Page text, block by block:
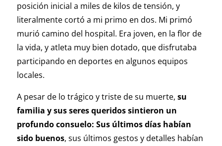
posición inicial a miles de kilos de tensión, y
literalmente cortó a mi primo en dos. Mi primó
murió camino del hospital. Era joven, en la flor de
la vida, y atleta muy bien dotado, que disfrutaba
participando en deportes en algunos equipos
locales.
A pesar de lo trágico y triste de su muerte, su
familia y sus seres queridos sintieron un
profundo consuelo: Sus últimos días habían
sido buenos, sus últimos gestos y detalles habían